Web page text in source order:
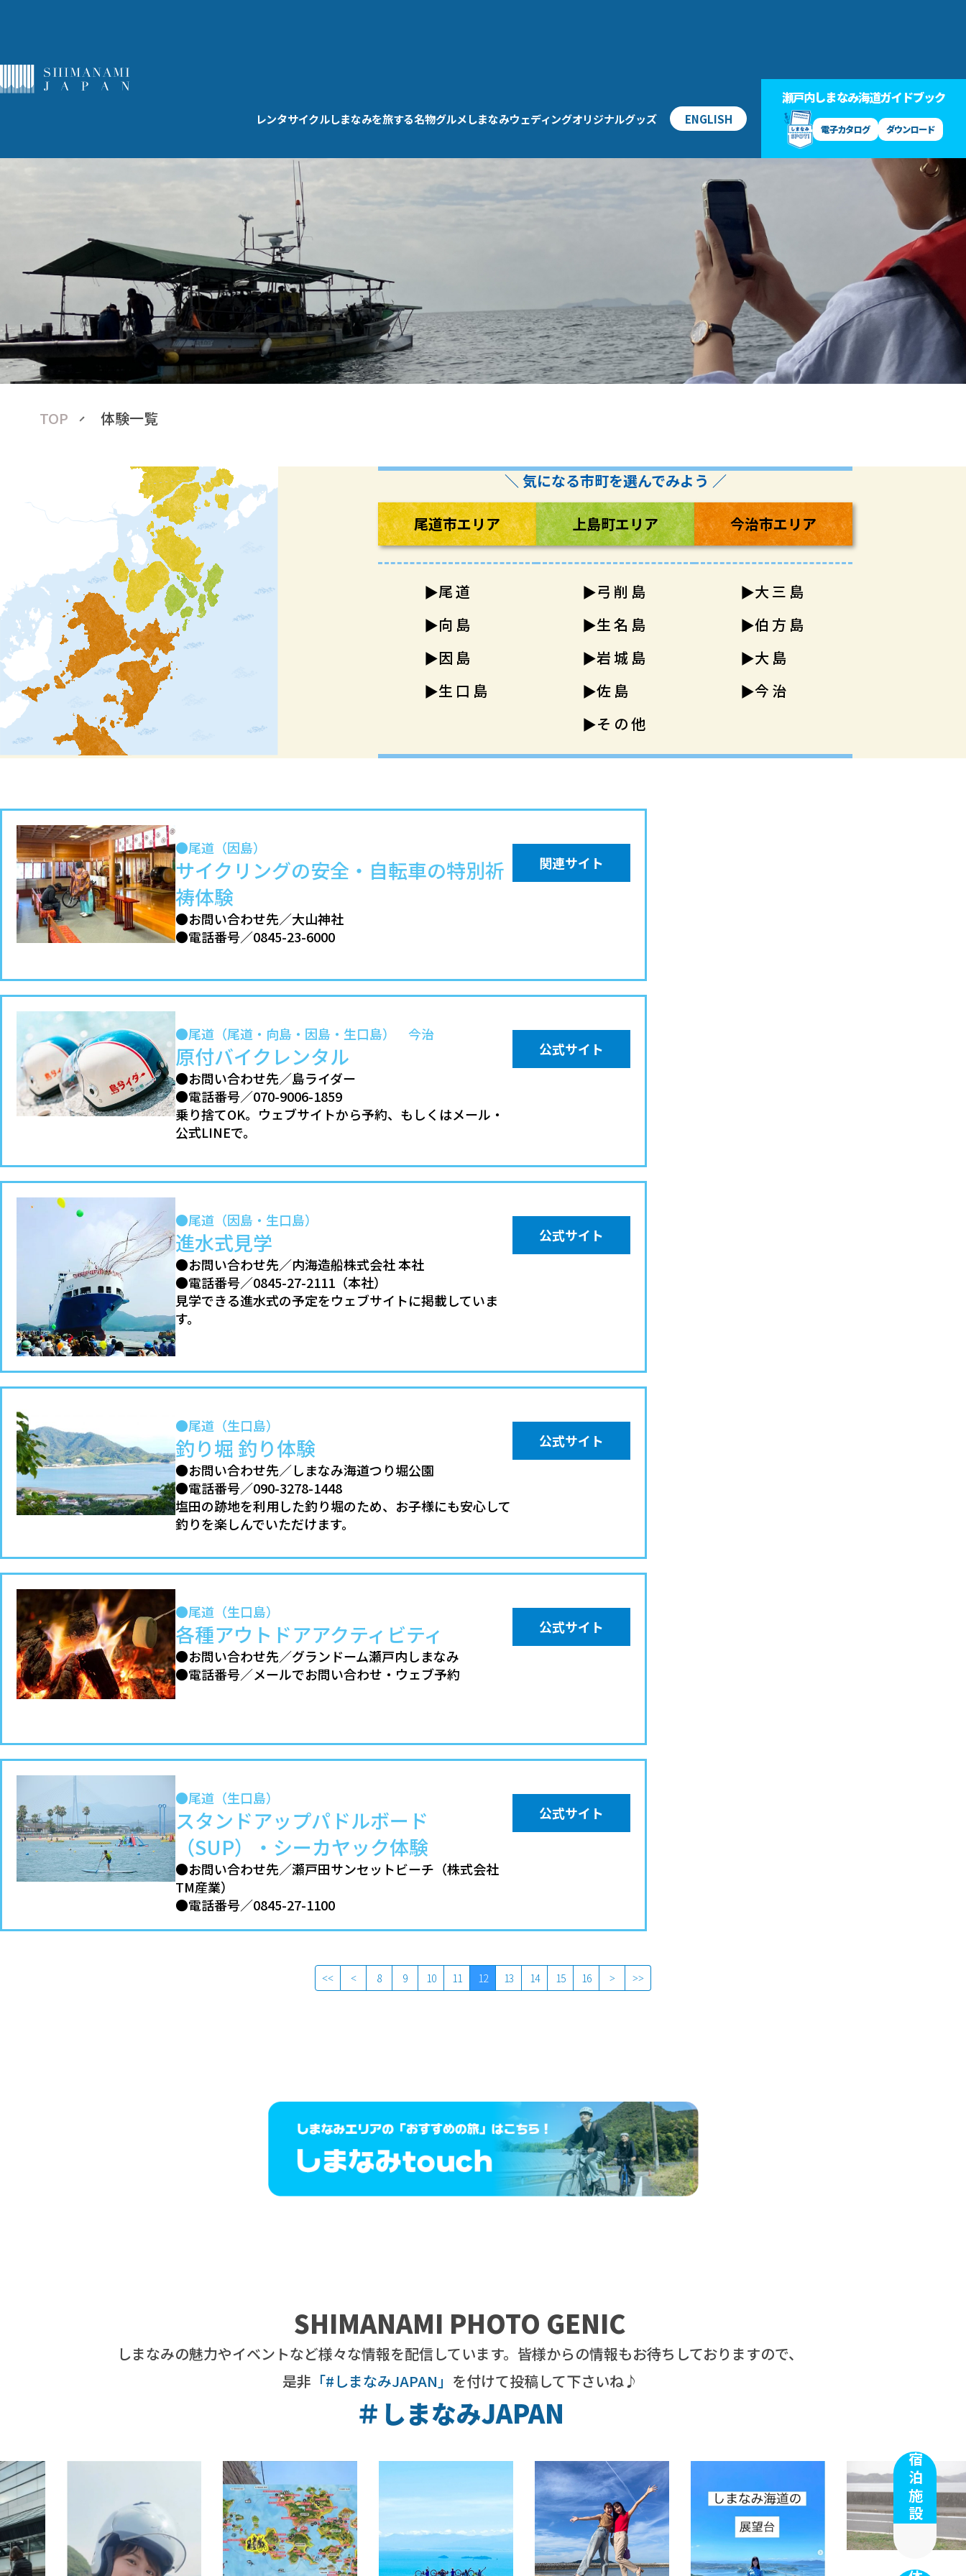
レンタサイクルしまなみを旅する名物グルメしまなみウェディングオリジナルグッズ ENGLISH
瀬戸内しまなみ海道ガイドブック
電子カタログ ダウンロード
TOP 体験一覧
＼ 気になる市町を選んでみよう ／
尾道市エリア
尾道
向島
因島
生口島
上島町エリア
弓削島
生名島
岩城島
佐島
その他
今治市エリア
大三島
伯方島
大島
今治
●尾道（因島）
サイクリングの安全・自転車の特別祈
祷体験
●お問い合わせ先／大山神社
●電話番号／0845-23-6000
関連サイト
●尾道（尾道・向島・因島・生口島） 今治
原付バイクレンタル
●お問い合わせ先／島ライダー
●電話番号／070-9006-1859
乗り捨てOK。ウェブサイトから予約、もしくはメール・
公式LINEで。
公式サイト
●尾道（因島・生口島）
進水式見学
●お問い合わせ先／内海造船株式会社 本社
●電話番号／0845-27-2111（本社）
見学できる進水式の予定をウェブサイトに掲載していま
す。
公式サイト
●尾道（生口島）
釣り堀 釣り体験
●お問い合わせ先／しまなみ海道つり堀公園
●電話番号／090-3278-1448
塩田の跡地を利用した釣り堀のため、お子様にも安心して
釣りを楽しんでいただけます。
公式サイト
●尾道（生口島）
各種アウトドアアクティビティ
●お問い合わせ先／グランドーム瀬戸内しまなみ
●電話番号／メールでお問い合わせ・ウェブ予約
公式サイト
●尾道（生口島）
スタンドアップパドルボード
（SUP）・シーカヤック体験
●お問い合わせ先／瀬戸田サンセットビーチ（株式会社
TM産業）
●電話番号／0845-27-1100
公式サイト
8 9 10 11 12 13 14 15 16
SHIMANAMI PHOTO GENIC
しまなみの魅力やイベントなど様々な情報を配信しています。皆様からの情報もお待ちしておりますので、
是非 「#しまなみJAPAN」 を付けて投稿して下さいね♪
＃しまなみJAPAN
宿泊施設